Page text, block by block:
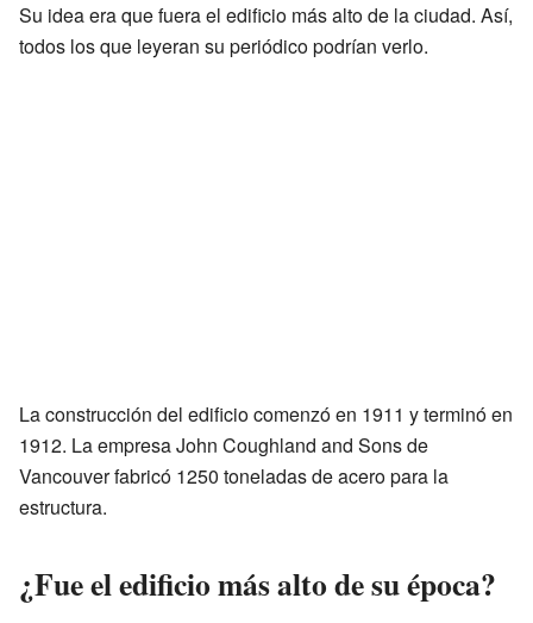
Su idea era que fuera el edificio más alto de la ciudad. Así,
todos los que leyeran su periódico podrían verlo.
La construcción del edificio comenzó en 1911 y terminó en
1912. La empresa John Coughland and Sons de
Vancouver fabricó 1250 toneladas de acero para la
estructura.
¿Fue el edificio más alto de su época?